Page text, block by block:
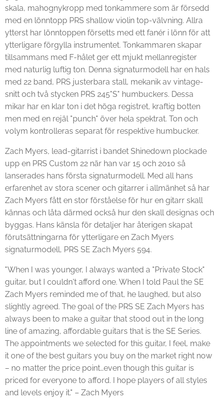
skala, mahognykropp med tonkammere som är försedd
med en lönntopp PRS shallow violin top-välvning. Allra
ytterst har lönntoppen försetts med ett fanér i lönn för att
ytterligare förgylla instrumentet. Tonkammaren skapar
tillsammans med F-hålet ger ett mjukt mellanregister
med naturlig luftig ton. Denna signaturmodell har en hals
med 22 band, PRS justerbara stall, mekanik av vintage-
snitt och två stycken PRS 245"S" humbuckers. Dessa
mikar har en klar ton i det höga registret, kraftig botten
men med en rejäl "punch" över hela spektrat. Ton och
volym kontrolleras separat för respektive humbucker.
Zach Myers, lead-gitarrist i bandet Shinedown plockade
upp en PRS Custom 22 när han var 15 och 2010 så
lanserades hans första signaturmodell. Med all hans
erfarenhet av stora scener och gitarrer i allmänhet så har
Zach Myers fått en stor förståelse för hur en gitarr skall
kännas och låta därmed också hur den skall designas och
byggas. Hans känsla för detaljer har återigen skapat
förutsättningarna för ytterligare en Zach Myers
signaturmodell, PRS SE Zach Myers 594.
"When I was younger, I always wanted a "Private Stock"
guitar, but I couldn't afford one. When I told Paul the SE
Zach Myers reminded me of that, he laughed, but also
slightly agreed. The goal of the PRS SE Zach Myers has
always been to make a guitar that stood out in the long
line of amazing, affordable guitars that is the SE Series.
The appointments we selected for this guitar, I feel, make
it one of the best guitars you buy on the market right now
– no matter the price point…even though this guitar is
priced for everyone to afford. I hope players of all styles
and levels enjoy it." – Zach Myers